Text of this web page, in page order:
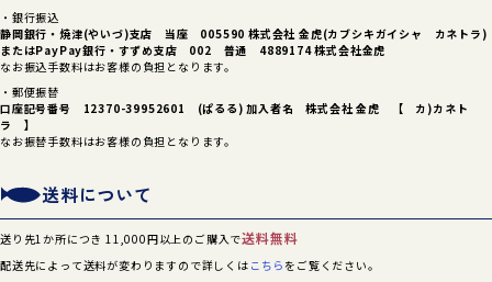
・銀行振込
静岡銀行・焼津(やいづ)支店 当座 005590 株式会社 金虎(カブシキガイシャ カネトラ)
またはPayPay銀行・すずめ支店 002 普通 4889174 株式会社金虎
なお振込手数料はお客様の負担となります。
・郵便振替
口座記号番号 12370-39952601 (ぱるる) 加入者名 株式会社 金虎 【 カ)カネト
ラ 】
なお振替手数料はお客様の負担となります。
送料について
送り先1か所につき 11,000円以上のご購入で送料無料
配送先によって送料が変わりますので詳しくは こちら をご覧ください。